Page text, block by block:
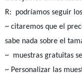
R: podríamos seguir
~ citaremos que el
sabe nada sobre el
~ muestras gratuitas
~ Personalizar las